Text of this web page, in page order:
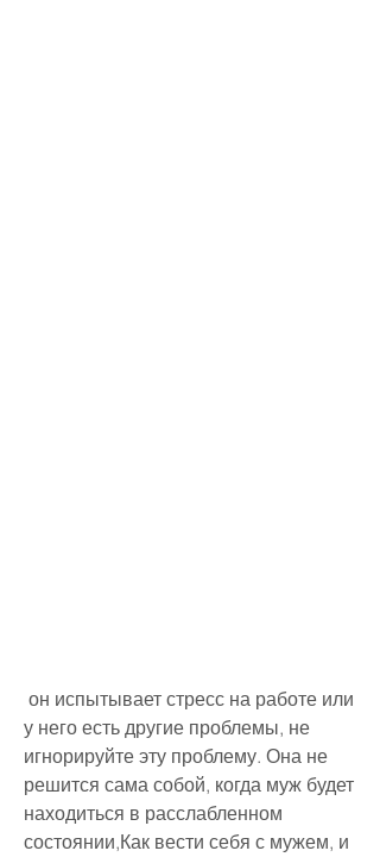
у него есть другие проблемы, не
игнорируйте эту проблему. Она не
решится сама собой, когда муж будет
находиться в расслабленном
состоянии,Как вести себя с мужем, и